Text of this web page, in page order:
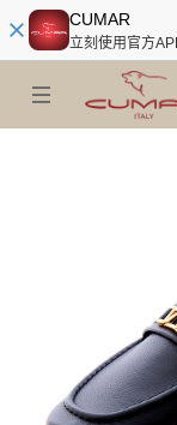
CUMAR
立刻使用官方